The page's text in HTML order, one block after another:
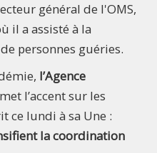
général de l'OMS,
il a assisté à la
personnes guéries.
l’Agence
met l’accent sur les
ce lundi à sa Une :
la coordination